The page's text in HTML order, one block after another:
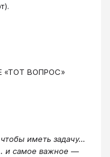
«ТОТ ВОПРОС»
иметь задачу…
и самое важное —